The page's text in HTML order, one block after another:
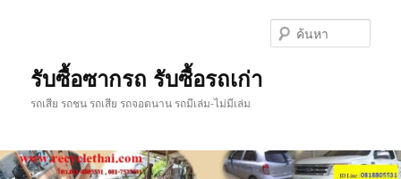
รับซื้อซากรถ รับซื้อรถเก่า
รถเสีย รถชน รถเสีย รถจอดนาน รถมีเล่ม-ไม่มีเล่ม